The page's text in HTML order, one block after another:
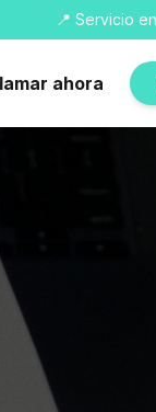
📍 Servicio
ahora